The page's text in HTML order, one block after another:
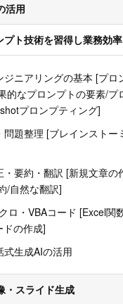
活用
プト技術を習得し業務効
ジニアリングの基本 [プロ
的なプロンプトの要素/プ
プロンプティング]
問題整理 [ブレインストー
・要約・翻訳 [新規文章の
/自然な翻訳]
ロ・VBAコード [Excel関
ドの作成]
式生成AIの活用
・スライド生成